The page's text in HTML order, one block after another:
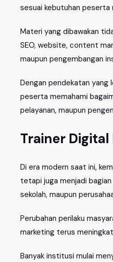
sesuai kebutuhan peserta
Materi yang dibawakan
SEO, website, content
maupun pengembangan
Dengan pendekatan yang
peserta memahami
pelayanan, maupun
Trainer
Di era modern saat ini,
tetapi juga menjadi
sekolah, maupun
Perubahan perilaku
marketing terus
Banyak institusi mulai